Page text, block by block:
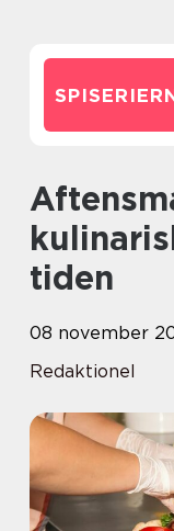
Aftensmad med ris – En
tiden
08 november
Redaktionel